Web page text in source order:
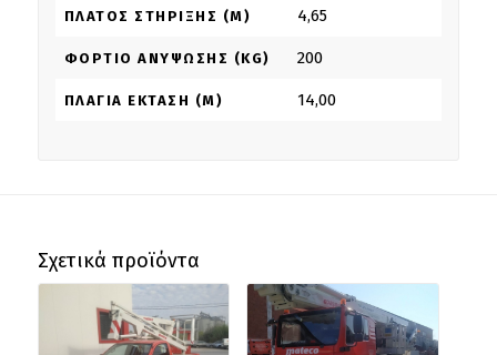
ΠΛΆΤΟΣ ΣΤΉΡΙΞΗΣ (M) 4,65
ΦΟΡΤΊΟ ΑΝΎΨΩΣΗΣ (KG) 200
ΠΛΆΓΙΑ ΈΚΤΑΣΗ (M) 14,00
Σχετικά προϊόντα